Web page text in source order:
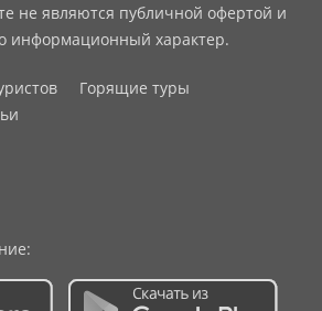
не являются публичной офертой и
информационный характер.
Горящие туры